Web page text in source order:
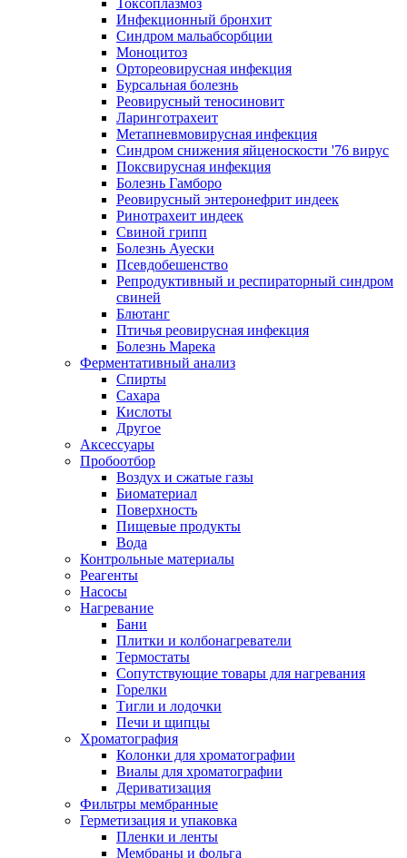
Токсоплазмоз
Инфекционный бронхит
Синдром мальабсорбции
Моноцитоз
Ортореовирусная инфекция
Бурсальная болезнь
Реовирусный теносиновит
Ларинготрахеит
Метапневмовирусная инфекция
Синдром снижения яйценоскости '76 вирус
Поксвирусная инфекция
Болезнь Гамборо
Реовирусный энтеронефрит индеек
Ринотрахеит индеек
Свиной грипп
Болезнь Ауески
Псевдобешенство
Репродуктивный и респираторный синдром
свиней
Блютанг
Птичья реовирусная инфекция
Болезнь Марека
Ферментативный анализ
Спирты
Сахара
Кислоты
Другое
Аксессуары
Пробоотбор
Воздух и сжатые газы
Биоматериал
Поверхность
Пищевые продукты
Вода
Контрольные материалы
Реагенты
Насосы
Нагревание
Бани
Плитки и колбонагреватели
Термостаты
Сопутствующие товары для нагревания
Горелки
Тигли и лодочки
Печи и щипцы
Хроматография
Колонки для хроматографии
Виалы для хроматографии
Дериватизация
Фильтры мембранные
Герметизация и упаковка
Пленки и ленты
Мембраны и фольга